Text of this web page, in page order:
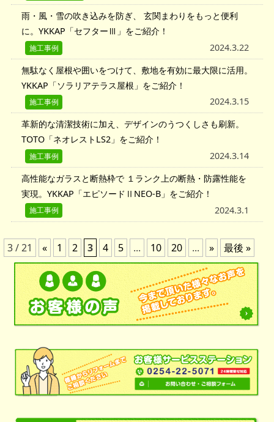
雨・風・雪の吹き込みを防ぎ、 玄関まわりをもっと便利
に。YKKAP「セフターⅢ」をご紹介！
施工事例
2024.3.22
無駄なく屋根や囲いをつけて、敷地を有効に最大限に活用。
YKKAP「ソラリアテラス屋根」をご紹介！
施工事例
2024.3.15
革新的な清潔技術に加え、デザインのうつくしさも刷新。
TOTO「ネオレストLS2」をご紹介！
施工事例
2024.3.14
高性能なガラスと断熱枠で １ランク上の断熱・防露性能を
実現。YKKAP「エピソードⅡNEO-B」をご紹介！
施工事例 2024.3.1
3 / 21 « 1 2 3 4 5 ... 10 20 ... » 最後 »